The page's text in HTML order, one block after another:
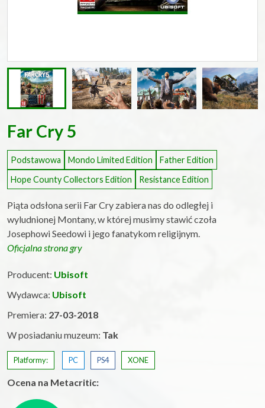
Far Cry 5
Podstawowa Mondo Limited Edition
Father Edition
Hope County Collectors Edition
Resistance Edition
Piąta odsłona serii Far Cry zabiera nas do odległej i
wyludnionej Montany, w której musimy stawić czoła
Josephowi Seedowi i jego fanatykom religijnym.
Oficjalna strona gry
Producent: Ubisoft
Wydawca: Ubisoft
Premiera: 27-03-2018
W posiadaniu muzeum: Tak
Platformy: PC PS4 XONE
Ocena na Metacritic: